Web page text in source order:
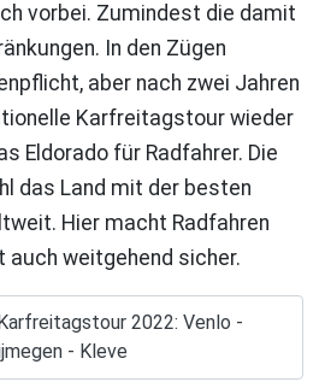
vorbei. Zumindest die damit
In den Zügen
aber nach zwei Jahren
Karfreitagstour wieder
Eldorado für Radfahrer. Die
das Land mit der besten
Hier macht Radfahren
auch weitgehend sicher.
2022: Venlo -
- Kleve